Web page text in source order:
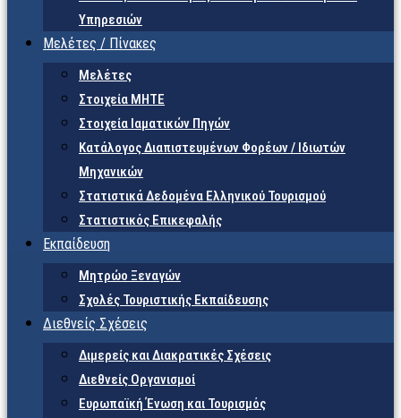
Υπηρεσιών
Μελέτες / Πίνακες
Μελέτες
Στοιχεία ΜΗΤΕ
Στοιχεία Ιαματικών Πηγών
Κατάλογος Διαπιστευμένων Φορέων / Ιδιωτών
Μηχανικών
Στατιστικά Δεδομένα Ελληνικού Τουρισμού
Στατιστικός Επικεφαλής
Εκπαίδευση
Μητρώο Ξεναγών
Σχολές Τουριστικής Εκπαίδευσης
Διεθνείς Σχέσεις
Διμερείς και Διακρατικές Σχέσεις
Διεθνείς Οργανισμοί
Ευρωπαϊκή Ένωση και Τουρισμός